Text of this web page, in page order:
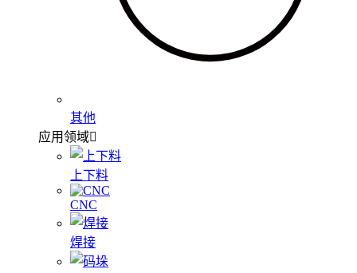
其他
应用领域
上下料
CNC
焊接